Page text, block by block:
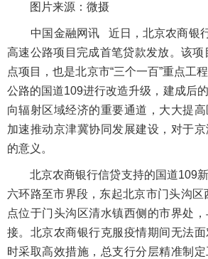
图片来源：微摄
中国金融网讯 近日，北京农商银
高速公路项目完成首笔贷款发放。该
点项目，也是北京市“三个一百”重点工
公路的国道109进行改造升级，建成后
向辐射区域经济的重要通道，大大提高
加速推动京津冀协同发展建设，对于
的意义。
北京农商银行信贷支持的国道109
六环路至市界段，东起北京市门头沟
点位于门头沟区清水镇西侧的市界处
接。北京农商银行克服疫情期间无法
时采取高效措施，总支行分层精准制